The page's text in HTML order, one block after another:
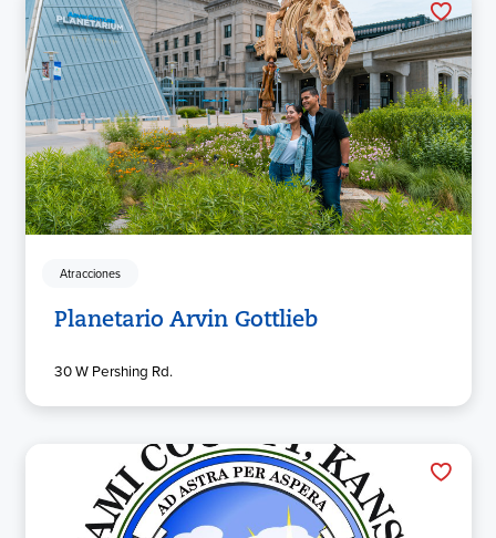
Atracciones
Planetario Arvin Gottlieb
30 W Pershing Rd.